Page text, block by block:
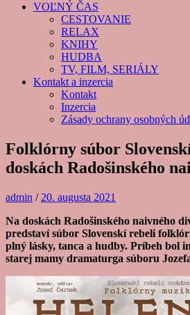
VOĽNÝ ČAS
CESTOVANIE
RELAX
KNIHY
HUDBA
TV, FILM, SERIÁLY
Kontakt a inzercia
Kontakt
Inzercia
Zásady ochrany osobných
Folklórny súbor
doskách Radošinského
admin / 20. augusta 2021
Na doskách Radošinského naivného
predstaví súbor Slovenskí rebeli
plný lásky, tanca a hudby. Príbeh bol
starej mamy dramaturga súboru